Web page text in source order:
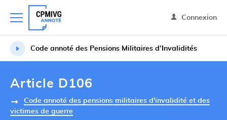
Connexion
Code annoté des Pensions Militaires d’Invalidités
Article D106
Code annoté des pensions militaires d'invalidité et des
victimes de guerre